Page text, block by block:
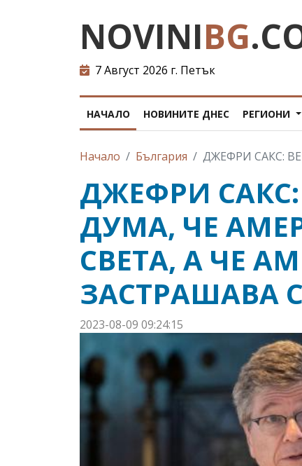
NOVINIBG
7 Август 2026 г. Петък
НАЧАЛО НОВИНИТЕ ДНЕС РЕГИОНИ
Начало България ДЖЕФРИ САКС:
ДЖЕФРИ САКС:
ДУМА, ЧЕ
СВЕТА, А ЧЕ
ЗАСТРАШАВА
2023-08-09 09:24:15